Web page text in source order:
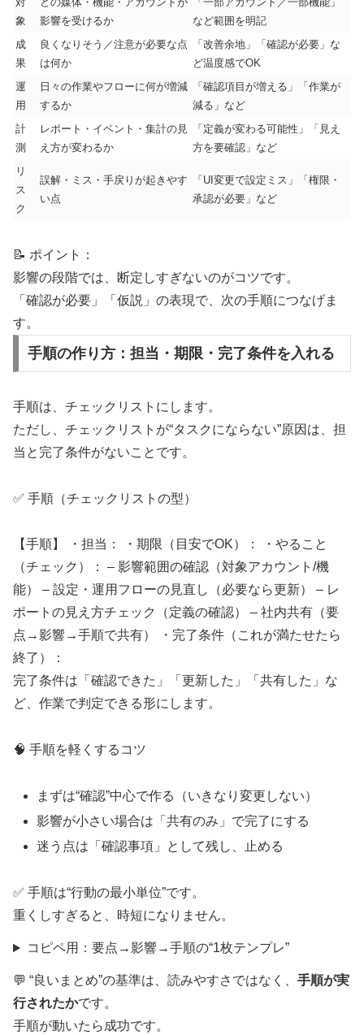
象
影響を受けるか
など範囲を明記
成
果
良くなりそう／注意が必要な点
は何か
「改善余地」「確認が必要」な
ど温度感でOK
運
用
日々の作業やフローに何が増減
するか
「確認項目が増える」「作業が
減る」など
計
測
レポート・イベント・集計の見
え方が変わるか
「定義が変わる可能性」「見え
方を要確認」など
リ
ス
ク
誤解・ミス・手戻りが起きやす
い点
「UI変更で設定ミス」「権限・
承認が必要」など
📝 ポイント：
影響の段階では、断定しすぎないのがコツです。
「確認が必要」「仮説」の表現で、次の手順につなげま
す。
手順の作り方：担当・期限・完了条件を入れる
手順は、チェックリストにします。
ただし、チェックリストが“タスクにならない”原因は、担
当と完了条件がないことです。
✅ 手順（チェックリストの型）
【手順】 ・担当： ・期限（目安でOK）： ・やること
（チェック）： – 影響範囲の確認（対象アカウント/機
能） – 設定・運用フローの見直し（必要なら更新） – レ
ポートの見え方チェック（定義の確認） – 社内共有（要
点→影響→手順で共有） ・完了条件（これが満たせたら
終了）：
完了条件は「確認できた」「更新した」「共有した」な
ど、作業で判定できる形にします。
🧠 手順を軽くするコツ
まずは“確認”中心で作る（いきなり変更しない）
影響が小さい場合は「共有のみ」で完了にする
迷う点は「確認事項」として残し、止める
✅ 手順は“行動の最小単位”です。
重くしすぎると、時短になりません。
コピペ用：要点→影響→手順の“1枚テンプレ”
💬 “良いまとめ”の基準は、読みやすさではなく、 手順が実
行されたかです。
手順が動いたら成功です。